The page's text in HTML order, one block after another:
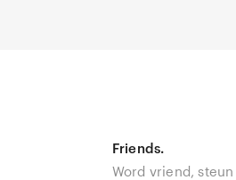
Friends.
Word vriend, steun